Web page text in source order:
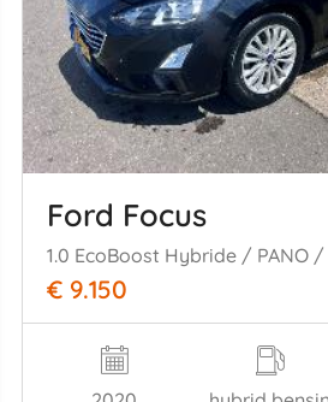
Ford Focus
1.0 EcoBoost Hybride / PANO /
€ 9.150